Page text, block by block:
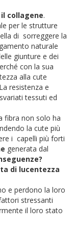
collagene.
per le strutture
di sorreggere la
naturale
giunture e dei
con la sua
alla cute
La resistenza e
tessuti ed
fibra non solo ha
la cute più
i capelli più forti
generata dal
di lucentezza
e perdono la loro
stressanti
il loro stato